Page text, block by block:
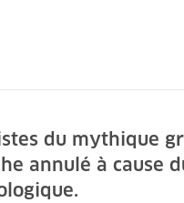
du mythique
annulé à cause